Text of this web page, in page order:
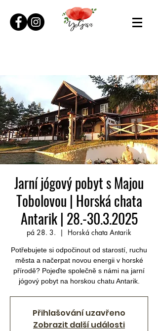
Jarní jógový pobyt s Majou
Tobolovou | Horská chata
Antarik | 28.-30.3.2025
pá 28. 3.
  |
Horská chata Antarik
Potřebujete si odpočinout od starostí, ruchu
města a načerpat novou energii v horské
přírodě? Pojeďte společně s námi na jarní
jógový pobyt na horskou chatu Antarik.
Přihlašování uzavřeno
Zobrazit další události